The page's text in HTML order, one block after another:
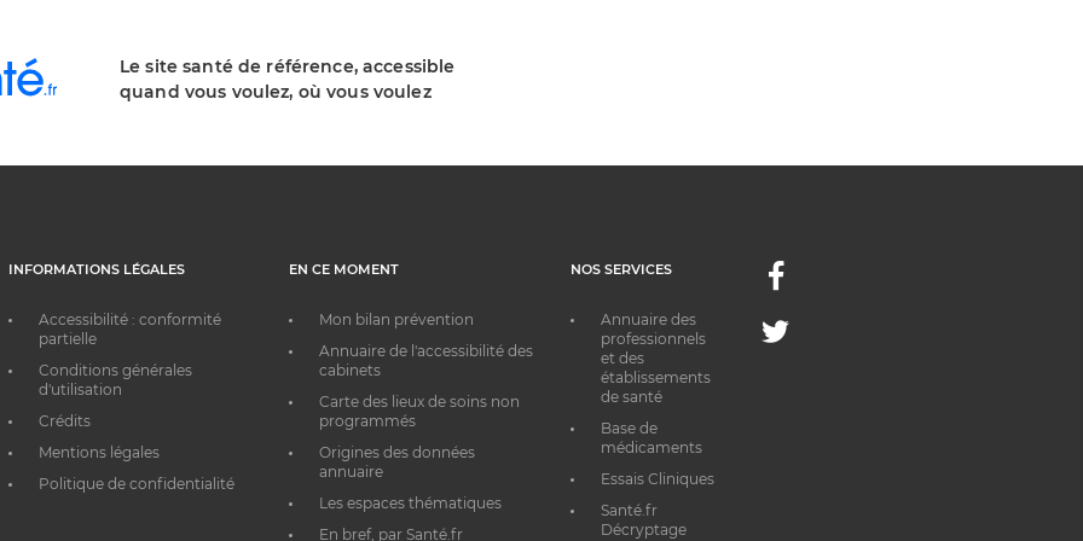
Le site santé de référence, accessible
quand vous voulez, où vous voulez
INFORMATIONS LÉGALES
Accessibilité : conformité
partielle
Conditions générales
d'utilisation
Crédits
Mentions légales
Politique de confidentialité
EN CE MOMENT
Mon bilan prévention
Annuaire de l'accessibilité des
cabinets
Carte des lieux de soins non
programmés
Origines des données
annuaire
Les espaces thématiques
En bref, par Santé.fr
NOS SERVICES
Annuaire des
professionnels
et des
établissements
de santé
Base de
médicaments
Essais Cliniques
Santé.fr
Décryptage
Facebook
Twitter